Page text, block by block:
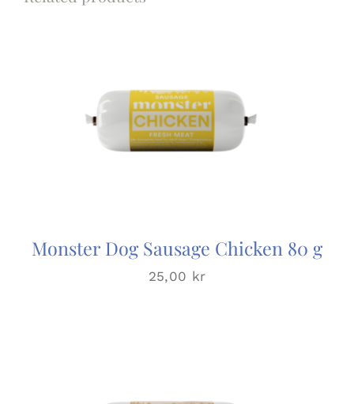
Monster Dog Sausage Chicken 80 g
25,00 kr